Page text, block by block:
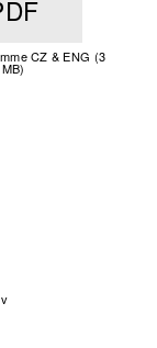
CZ & ENG (3
MB)